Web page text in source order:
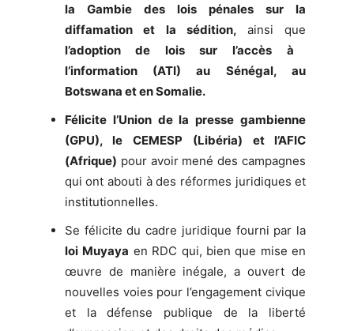
la Gambie des lois pénales sur la
diffamation et la sédition, ainsi que
l’adoption de lois sur l’accès à
l’information (ATI) au Sénégal, au
Botswana et en Somalie.
Félicite l’Union de la presse gambienne
(GPU), le CEMESP (Libéria) et l’AFIC
(Afrique) pour avoir mené des campagnes
qui ont abouti à des réformes juridiques et
institutionnelles.
Se félicite du cadre juridique fourni par la
loi Muyaya en RDC qui, bien que mise en
œuvre de manière inégale, a ouvert de
nouvelles voies pour l’engagement civique
et la défense publique de la liberté